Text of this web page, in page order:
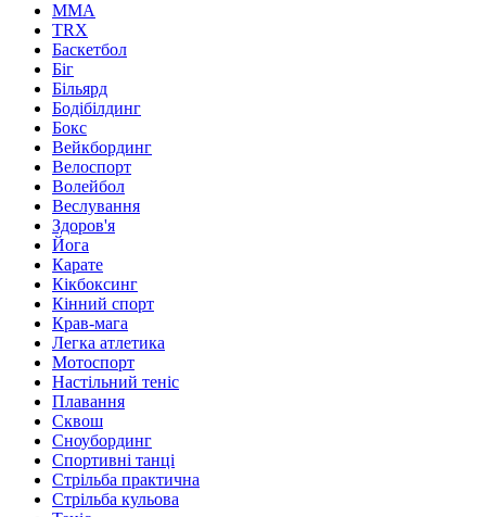
MMA
TRX
Баскетбол
Біг
Більярд
Бодібілдинг
Бокс
Вейкбординг
Велоспорт
Волейбол
Веслування
Здоров'я
Йога
Карате
Кікбоксинг
Кінний спорт
Крав-мага
Легка атлетика
Мотоспорт
Настільний теніс
Плавання
Сквош
Сноубординг
Спортивні танці
Стрільба практична
Стрільба кульова